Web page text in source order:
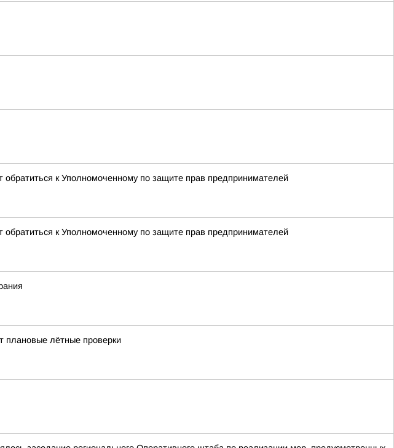
к Уполномоченному по защите прав предпринимателей
к Уполномоченному по защите прав предпринимателей
плановые лётные проверки